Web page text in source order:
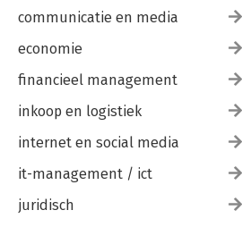
communicatie en media
economie
financieel management
inkoop en logistiek
internet en social media
it-management / ict
juridisch